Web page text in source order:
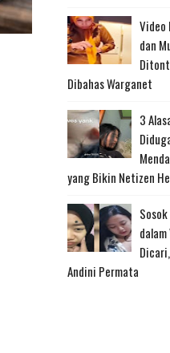
Video
dan
Dibahas Warganet
3
yang Bikin Netizen
Andini Permata